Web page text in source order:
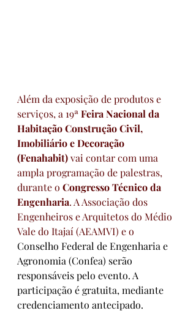
Além da exposição de produtos e
serviços, a 19ª Feira Nacional da
Habitação Construção Civil,
Imobiliário e Decoração
(Fenahabit) vai contar com uma
ampla programação de palestras,
durante o Congresso Técnico da
Engenharia. A Associação dos
Engenheiros e Arquitetos do Médio
Vale do Itajaí (AEAMVI) e o
Conselho Federal de Engenharia e
Agronomia (Confea) serão
responsáveis pelo evento. A
participação é gratuita, mediante
credenciamento antecipado.